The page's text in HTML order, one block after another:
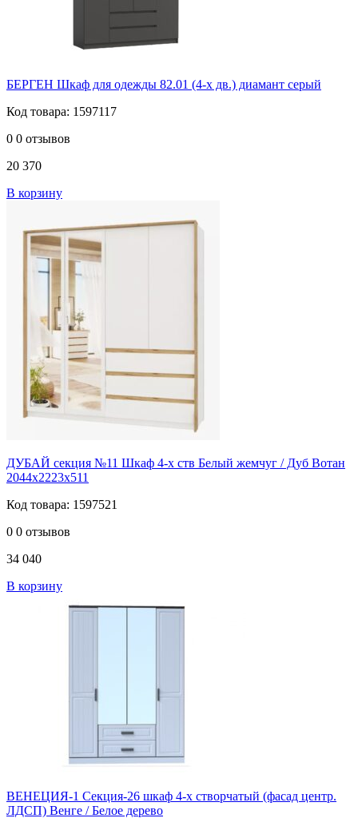
БЕРГЕН Шкаф для одежды 82.01 (4-х дв.) диамант серый
Код товара: 1597117
0 0 отзывов
20 370
В корзину
ДУБАЙ секция №11 Шкаф 4-х ств Белый жемчуг / Дуб Вотан
2044х2223х511
Код товара: 1597521
0 0 отзывов
34 040
В корзину
ВЕНЕЦИЯ-1 Секция-26 шкаф 4-х створчатый (фасад центр.
ЛДСП) Венге / Белое дерево